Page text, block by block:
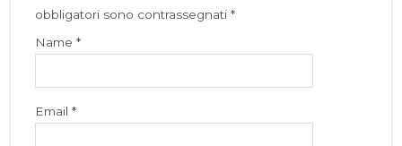
obbligatori sono contrassegnati*
Name*
Email*